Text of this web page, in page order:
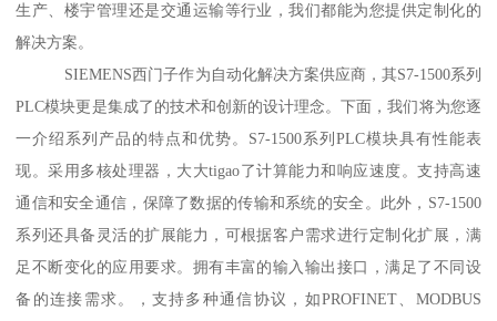
生产、楼宇管理还是交通运输等行业，我们都能为您提供定制化的
解决方案。
SIEMENS西门子作为自动化解决方案供应商，其S7-1500系列
PLC模块更是集成了的技术和创新的设计理念。下面，我们将为您逐
一介绍系列产品的特点和优势。S7-1500系列PLC模块具有性能表
现。采用多核处理器，大大tigao了计算能力和响应速度。支持高速
通信和安全通信，保障了数据的传输和系统的安全。此外，S7-1500
系列还具备灵活的扩展能力，可根据客户需求进行定制化扩展，满
足不断变化的应用要求。拥有丰富的输入输出接口，满足了不同设
备的连接需求。，支持多种通信协议，如PROFINET、MODBUS